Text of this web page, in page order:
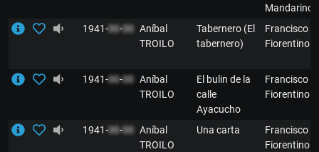
Mandarino
1941-00-00 Aníbal
TROILO
Tabernero (El
tabernero)
Francisco
Fiorentino
1941-00-00 Aníbal
TROILO
El bulin de la
calle
Ayacucho
Francisco
Fiorentino
1941-00-00 Aníbal
TROILO
Una carta
Francisco
Fiorentino